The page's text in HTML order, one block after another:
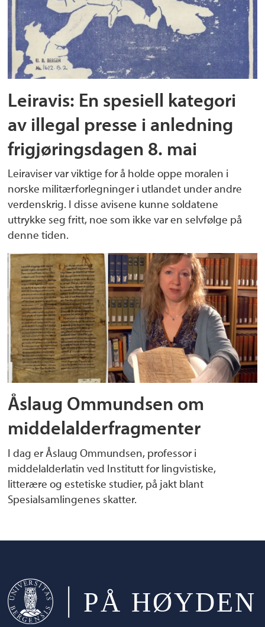
Leiravis: En spesiell kategori
av illegal presse i anledning
frigjøringsdagen 8. mai
Leiraviser var viktige for å holde oppe moralen i
norske militærforlegninger i utlandet under andre
verdenskrig. I disse avisene kunne soldatene
uttrykke seg fritt, noe som ikke var en selvfølge på
denne tiden.
Åslaug Ommundsen om
middelalderfragmenter
I dag er Åslaug Ommundsen, professor i
middelalderlatin ved Institutt for lingvistiske,
litterære og estetiske studier, på jakt blant
Spesialsamlingenes skatter.